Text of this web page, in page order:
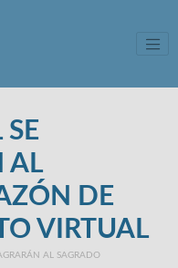
AL
DE
VIRTUAL
AL SAGRADO